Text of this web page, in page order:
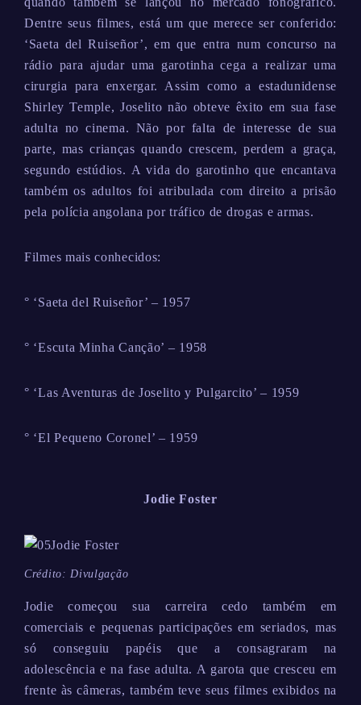
Dentre seus filmes, está um que merece ser conferido:
‘Saeta del Ruiseñor’, em que entra num concurso na
rádio para ajudar uma garotinha cega a realizar uma
cirurgia para enxergar. Assim como a estadunidense
Shirley Temple, Joselito não obteve êxito em sua fase
adulta no cinema. Não por falta de interesse de sua
parte, mas crianças quando crescem, perdem a graça,
segundo estúdios. A vida do garotinho que encantava
também os adultos foi atribulada com direito a prisão
pela polícia angolana por tráfico de drogas e armas.
Filmes mais conhecidos:
° ‘Saeta del Ruiseñor’ – 1957
° ‘Escuta Minha Canção’ – 1958
° ‘Las Aventuras de Joselito y Pulgarcito’ – 1959
° ‘El Pequeno Coronel’ – 1959
Jodie Foster
Crédito: Divulgação
Jodie começou sua carreira cedo também em
comerciais e pequenas participações em seriados, mas
só conseguiu papéis que a consagraram na
adolescência e na fase adulta. A garota que cresceu em
frente às câmeras, também teve seus filmes exibidos na